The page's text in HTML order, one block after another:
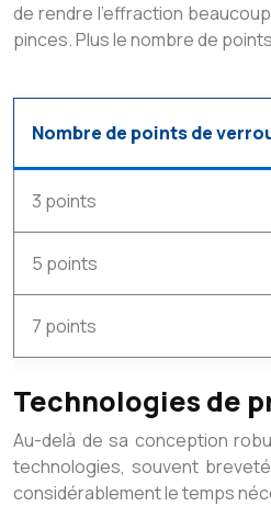
de rendre l’effraction
pinces. Plus le nombre de
Nombre de points de
3 points
5 points
7 points
Technologies de
Au-delà de sa conception
technologies, souvent
considérablement le temps